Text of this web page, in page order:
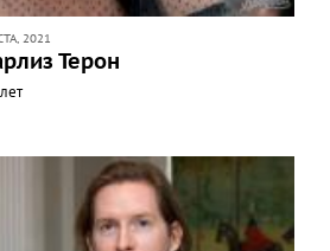
2021
Терон